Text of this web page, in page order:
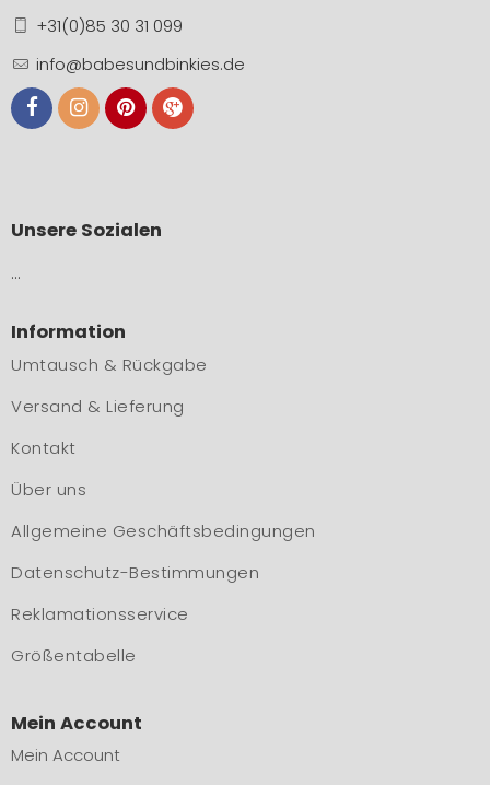
+31(0)85 30 31 099
info@babesundbinkies.de
Unsere Sozialen
…
Information
Umtausch & Rückgabe
Versand & Lieferung
Kontakt
Über uns
Allgemeine Geschäftsbedingungen
Datenschutz-Bestimmungen
Reklamationsservice
Größentabelle
Mein Account
Mein Account